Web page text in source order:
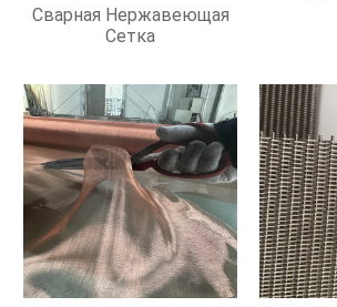
Сварная Нержавеющая
Сетка